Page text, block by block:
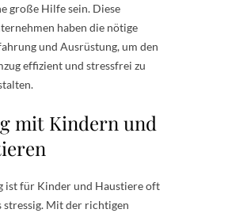
große Hilfe sein. Diese
haben die nötige
und Ausrüstung, um den
effizient und stressfrei zu
mit Kindern und
ist für Kinder und Haustiere oft
stressig. Mit der richtigen